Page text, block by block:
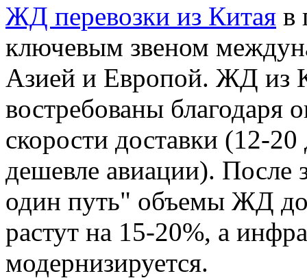
ЖД перевозки из Китая в
ключевым звеном
Азией и Европой. ЖД из
востребованы благодаря
скорости доставки (12-
дешевле авиации). После
один путь" объемы ЖД
растут на 15-20%, а
модернизируется.